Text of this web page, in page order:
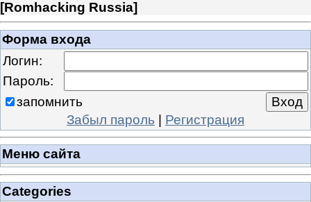
[Romhacking Russia]
Форма входа
Логин:
Пароль:
запомнить
Забыл пароль | Регистрация
Меню сайта
Categories